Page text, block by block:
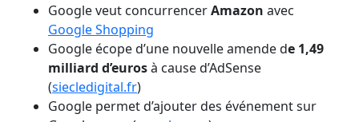
Google veut concurrencerAmazon avec
Google Shopping
Google écope d’une nouvelle amende de 1,49
milliard d’eurosà cause d’AdSense
(siecledigital.fr)
Google permet d’ajouter des événement sur